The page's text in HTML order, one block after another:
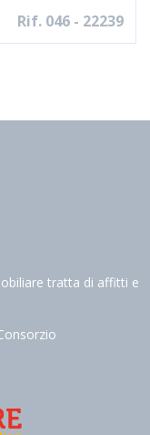
Rif. 046 - 22239
tratta di affitti e